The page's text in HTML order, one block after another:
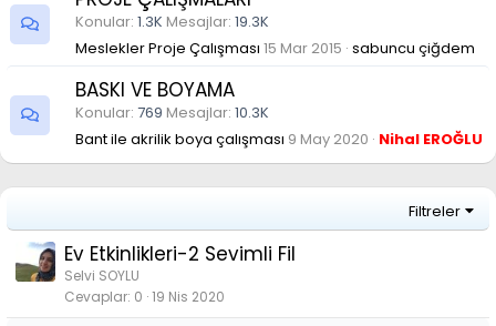
Konular 1.3K Mesajlar 19.3K
Meslekler Proje Çalışması 15 Mar 2015 sabuncu çiğdem
BASKI VE BOYAMA
Konular 769 Mesajlar 10.3K
Bant ile akrilik boya çalışması 9 May 2020 Nihal EROĞLU
Filtreler
Ev Etkinlikleri-2 Sevimli Fil
Selvi SOYLU
Cevaplar 0 19 Nis 2020